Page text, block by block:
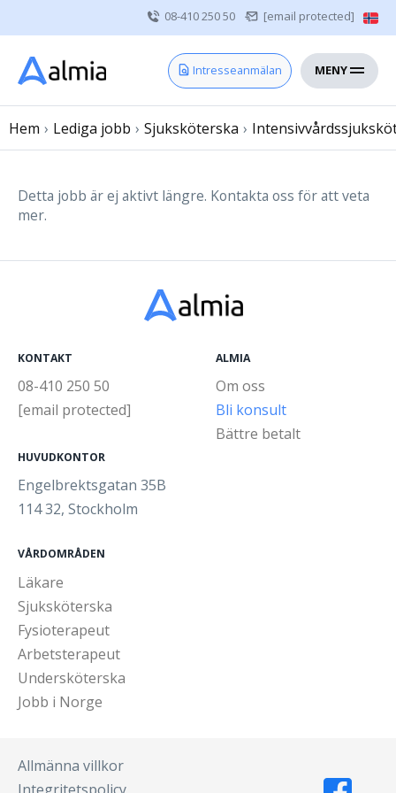
08-410 250 50 [email protected]
Intresseanmälan MENY
Hem
Vårdgivare
Om oss
Sjuksköterska
Läkare
Hem › Lediga jobb › Sjuksköterska ›
Detta jobb är ej aktivt längre. Kontakta oss för att veta
mer.
KONTAKT
08-410 250 50
[email protected]
HUVUDKONTOR
Engelbrektsgatan 35B
114 32, Stockholm
ALMIA
Om oss
Bli konsult
Bättre betalt
VÅRDOMRÅDEN
Läkare
Sjuksköterska
Fysioterapeut
Arbetsterapeut
Undersköterska
Jobb i Norge
Allmänna villkor
Integritetspolicy